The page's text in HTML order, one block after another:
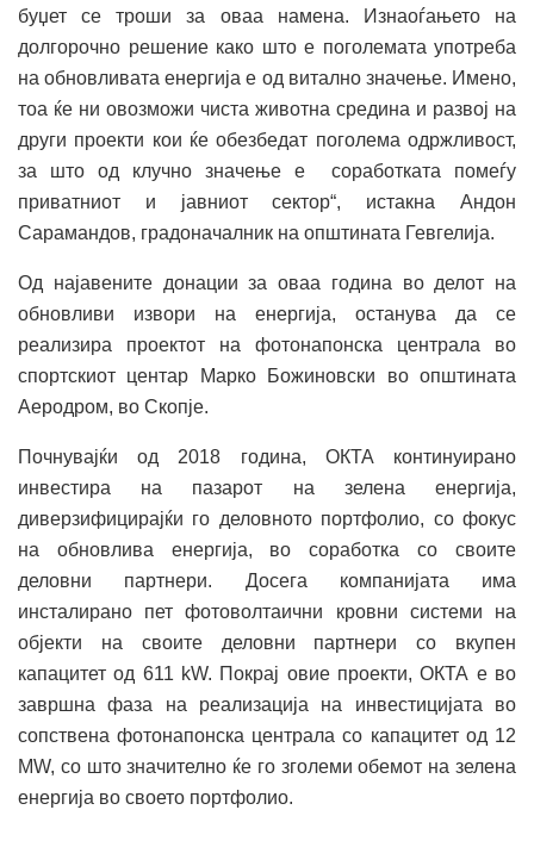
буџет се троши за оваа намена. Изнаоѓањето на
долгорочно решение како што е поголемата употреба
на обновливата енергија е од витално значење. Имено,
тоа ќе ни овозможи чиста животна средина и развој на
други проекти кои ќе обезбедат поголема одржливост,
за што од клучно значење е соработката помеѓу
приватниот и јавниот сектор“, истакна Андон
Сарамандов, градоначалник на општината Гевгелија.
Од најавените донации за оваа година во делот на
обновливи извори на енергија, останува да се
реализира проектот на фотонапонска централа во
спортскиот центар Марко Божиновски во општината
Аеродром, во Скопје.
Почнувајќи од 2018 година, ОКТА континуирано
инвестира на пазарот на зелена енергија,
диверзифицирајќи го деловното портфолио, со фокус
на обновлива енергија, во соработка со своите
деловни партнери. Досега компанијата има
инсталирано пет фотоволтаични кровни системи на
објекти на своите деловни партнери со вкупен
капацитет од 611 kW. Покрај овие проекти, ОКТА е во
завршна фаза на реализација на инвестицијата во
сопствена фотонапонска централа со капацитет од 12
MW, со што значително ќе го зголеми обемот на зелена
енергија во своето портфолио.